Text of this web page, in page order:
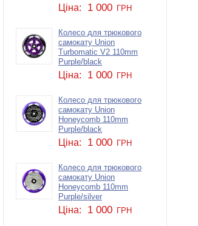
Ціна: 1 000 ГРН
Колесо для трюкового
самокату Union
Turbomatic V2 110mm
Purple/black
Ціна: 1 000 ГРН
Колесо для трюкового
самокату Union
Honeycomb 110mm
Purple/black
Ціна: 1 000 ГРН
Колесо для трюкового
самокату Union
Honeycomb 110mm
Purple/silver
Ціна: 1 000 ГРН